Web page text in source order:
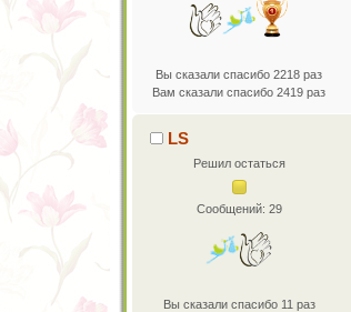
Вы сказали спасибо 2218 раз
Вам сказали спасибо 2419 раз
LS
Решил остаться
Сообщений: 29
Вы сказали спасибо 11 раз